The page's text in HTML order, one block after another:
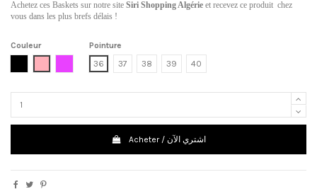
Achetez ces Baskets sur notre site Siri Shopping Algérie et recevez ce produit chez
vous dans les plus brefs délais !
Couleur
Pointure
36
37 38 39 40
Acheter / اشتري الآن